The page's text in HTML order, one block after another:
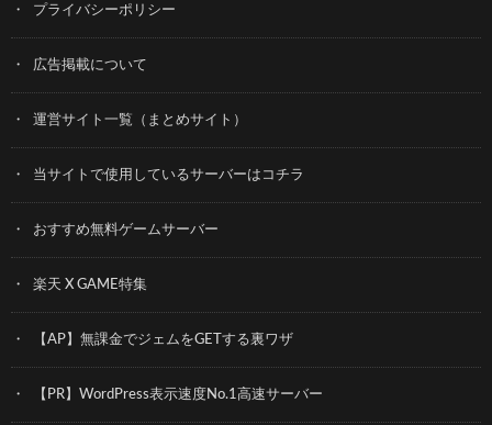
プライバシーポリシー
広告掲載について
運営サイト一覧（まとめサイト）
当サイトで使用しているサーバーはコチラ
おすすめ無料ゲームサーバー
楽天 X GAME特集
【AP】無課金でジェムをGETする裏ワザ
【PR】WordPress表示速度No.1高速サーバー